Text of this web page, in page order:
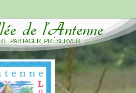
de l’Antenne
PARTAGER, PRÉSERVER